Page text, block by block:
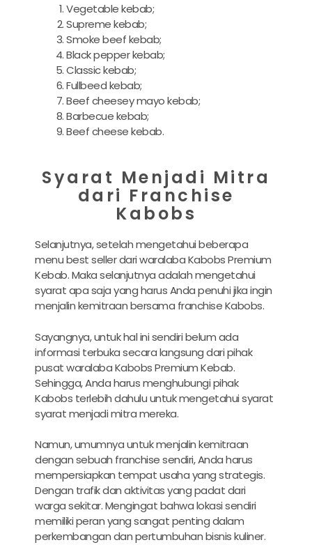
Vegetable kebab;
Supreme kebab;
Smoke beef kebab;
Black pepper kebab;
Classic kebab;
Fullbeed kebab;
Beef cheesey mayo kebab;
Barbecue kebab;
Beef cheese kebab.
Syarat Menjadi Mitra
dari Franchise
Kabobs
Selanjutnya, setelah mengetahui beberapa
menu best seller dari waralaba Kabobs Premium
Kebab. Maka selanjutnya adalah mengetahui
syarat apa saja yang harus Anda penuhi jika ingin
menjalin kemitraan bersama franchise Kabobs.
Sayangnya, untuk hal ini sendiri belum ada
informasi terbuka secara langsung dari pihak
pusat waralaba Kabobs Premium Kebab.
Sehingga, Anda harus menghubungi pihak
Kabobs terlebih dahulu untuk mengetahui syarat
syarat menjadi mitra mereka.
Namun, umumnya untuk menjalin kemitraan
dengan sebuah franchise sendiri, Anda harus
mempersiapkan tempat usaha yang strategis.
Dengan trafik dan aktivitas yang padat dari
warga sekitar. Mengingat bahwa lokasi sendiri
memiliki peran yang sangat penting dalam
perkembangan dan pertumbuhan bisnis kuliner.